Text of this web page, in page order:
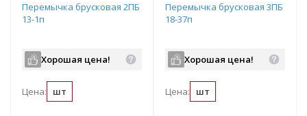
Перемычка брусковая 2ПБ
13-1п
Хорошая цена!
Цена: шт
Перемычка брусковая 3ПБ
18-37п
Хорошая цена!
Цена: шт